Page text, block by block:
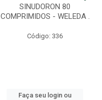
SINUDORON 80
COMPRIMIDOS - WELEDA .
Código: 336
Faça seu login ou